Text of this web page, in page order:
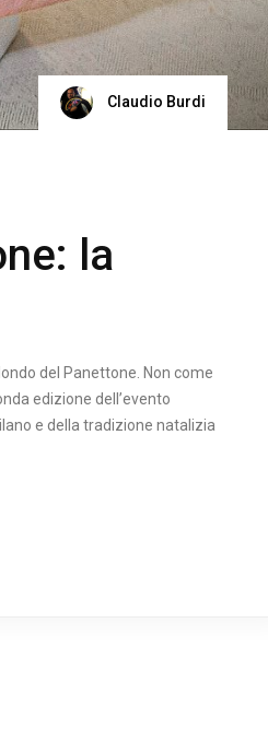
Claudio Burdi
la
del Panettone. Non come
edizione dell’evento
e della tradizione natalizia